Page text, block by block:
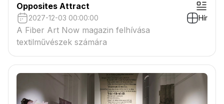
Opposites Attract
2027-12-03 00:00:00 Hír
A Fiber Art Now magazin felhívása
textilművészek számára